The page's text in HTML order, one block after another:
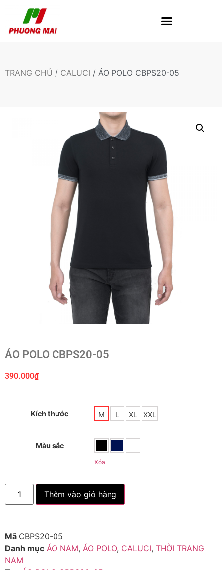
TRANG CHỦ / CALUCI / ÁO POLO CBPS20-05
ÁO POLO CBPS20-05
390.000₫
Kích thước M L XL XXL
Màu sắc
Xóa
Thêm vào giỏ hàng
Mã CBPS20-05
Danh mục ÁO NAM, ÁO POLO, CALUCI, THỜI TRANG
NAM